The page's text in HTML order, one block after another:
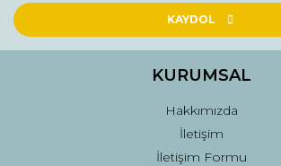
KAYDOL
KURUMSAL
Hakkımızda
İletişim
İletişim Formu